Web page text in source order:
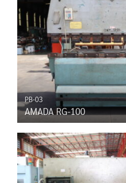
PB-03
AMADA RG-100